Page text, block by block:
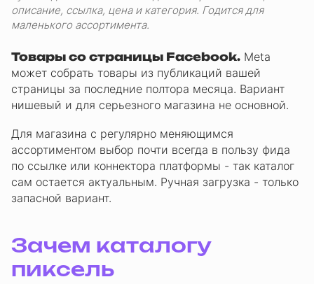
описание, ссылка, цена и категория. Годится для
маленького ассортимента.
Товары со страницы Facebook. Meta
может собрать товары из публикаций вашей
страницы за последние полтора месяца. Вариант
нишевый и для серьезного магазина не основной.
Для магазина с регулярно меняющимся
ассортиментом выбор почти всегда в пользу фида
по ссылке или коннектора платформы - так каталог
сам остается актуальным. Ручная загрузка - только
запасной вариант.
Зачем каталогу
пиксель